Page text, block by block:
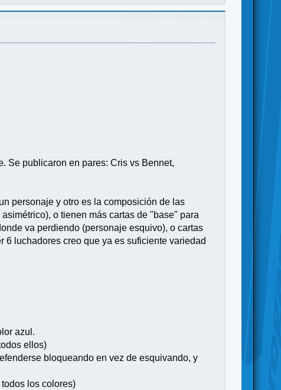
Se publicaron en pares: Cris vs Bennet,
personaje y otro es la composición de las
o tienen más cartas de "base" para
va perdiendo (personaje esquivo), o cartas
6 luchadores creo que ya es suficiente variedad
azul.
ellos)
bloqueando en vez de esquivando, y
los colores)